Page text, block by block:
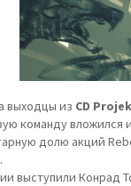
выходцы из CD
команду вложился
долю акций
выступили Конрад